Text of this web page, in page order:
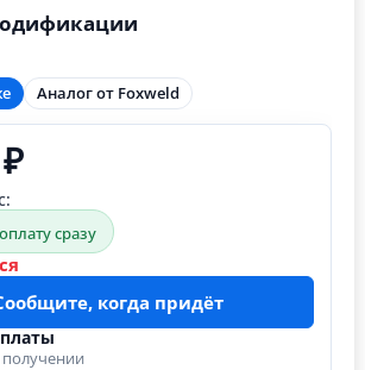
Аналог от Foxweld
сразу
когда придёт